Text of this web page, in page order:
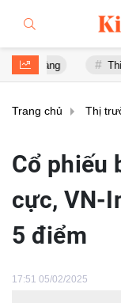
Thiên Long -
Trang chủ Thị
Cổ phiếu
cực, VN-
5 điểm
17:51 05/02/2025